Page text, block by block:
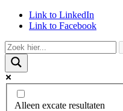
Link to LinkedIn
Link to Facebook
Alleen excate resultaten